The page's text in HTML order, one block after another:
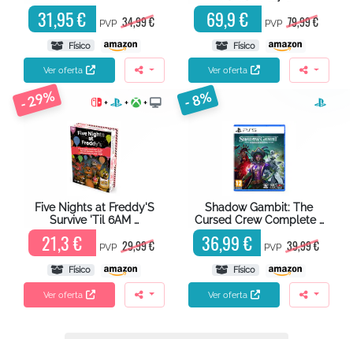
31,95 € PVP 34,99 €
Físico
Ver oferta
69,9 € PVP 79,99 €
Físico
Ver oferta
- 29% + + +
Five Nights at Freddy'S
Survive 'Til 6AM …
21,3 € PVP 29,99 €
Físico
Ver oferta
- 8%
Shadow Gambit: The
Cursed Crew Complete …
36,99 € PVP 39,99 €
Físico
Ver oferta